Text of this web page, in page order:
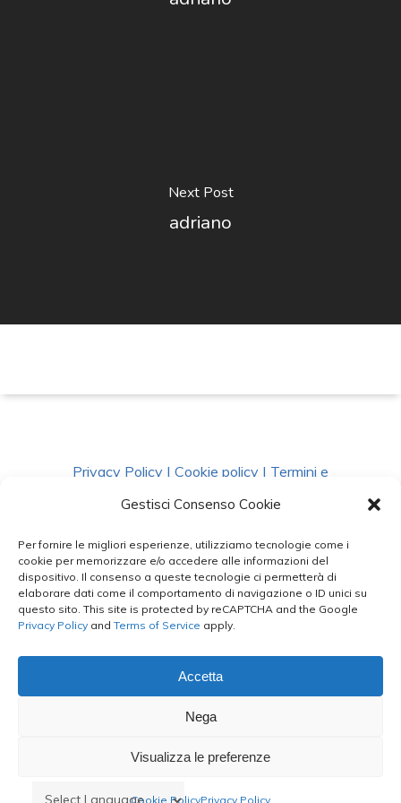
Gestisci Consenso Cookie
Per fornire le migliori esperienze, utilizziamo tecnologie come i
cookie per memorizzare e/o accedere alle informazioni del
dispositivo. Il consenso a queste tecnologie ci permetterà di
elaborare dati come il comportamento di navigazione o ID unici su
questo sito. This site is protected by reCAPTCHA and the Google
Privacy Policy and Terms of Service apply.
Accetta
Nega
Visualizza le preferenze
Cookie PolicyPrivacy Policy
Next Post
adriano
Privacy Policy | Cookie policy | Termini e
Condizioni|Richiedi Dati
facebook instagram whatsappphone
email
Le Bontà del Capo ©